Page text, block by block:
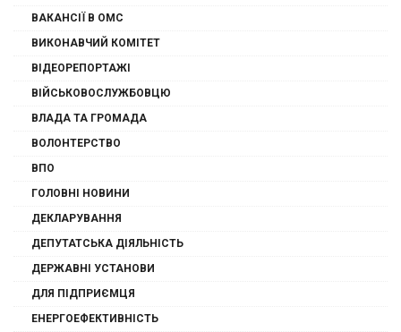
ВАКАНСІЇ В ОМС
ВИКОНАВЧИЙ КОМІТЕТ
ВІДЕОРЕПОРТАЖІ
ВІЙСЬКОВОСЛУЖБОВЦЮ
ВЛАДА ТА ГРОМАДА
ВОЛОНТЕРСТВО
ВПО
ГОЛОВНІ НОВИНИ
ДЕКЛАРУВАННЯ
ДЕПУТАТСЬКА ДІЯЛЬНІСТЬ
ДЕРЖАВНІ УСТАНОВИ
ДЛЯ ПІДПРИЄМЦЯ
ЕНЕРГОЕФЕКТИВНІСТЬ